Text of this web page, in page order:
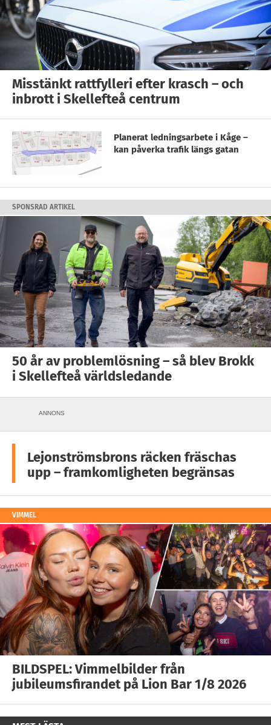
Misstänkt rattfylleri efter krasch – och
inbrott i Skellefteå centrum
Planerat ledningsarbete i Kåge –
kan påverka trafik längs gatan
SPONSRAD ARTIKEL
50 år av problemlösning – så blev Brokk
i Skellefteå världsledande
ANNONS
Lejonströmsbrons räcken fräschas
upp – framkomligheten begränsas
VIMMEL
BILDSPEL: Vimmelbilder från
jubileumsfirandet på Lion Bar 1/8 2026